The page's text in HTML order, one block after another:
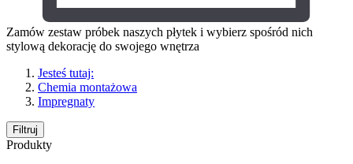
Zamów zestaw próbek naszych płytek i wybierz spośród nich
stylową dekorację do swojego wnętrza
Jesteś tutaj:
Chemia montażowa
Impregnaty
Filtruj
Produkty